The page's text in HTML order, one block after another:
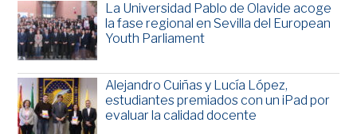
La Universidad Pablo de Olavide acoge
la fase regional en Sevilla del European
Youth Parliament
Alejandro Cuiñas y Lucía López,
estudiantes premiados con un iPad por
evaluar la calidad docente